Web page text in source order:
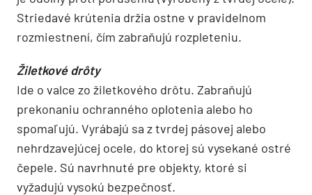
Striedavé krútenia držia ostne v pravidelnom
rozmiestnení, čím zabraňujú rozpleteniu.
Žiletkové drôty
Ide o valce zo žiletkového drôtu. Zabraňujú
prekonaniu ochranného oplotenia alebo ho
spomaľujú. Vyrábajú sa z tvrdej pásovej alebo
nehrdzavejúcej ocele, do ktorej sú vysekané ostré
čepele. Sú navrhnuté pre objekty, ktoré si
vyžadujú vysokú bezpečnosť.